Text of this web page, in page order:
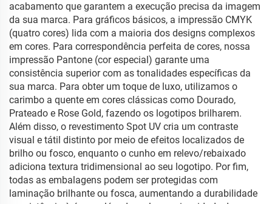
acabamento que garantem a execução precisa da imagem
da sua marca. Para gráficos básicos, a impressão CMYK
(quatro cores) lida com a maioria dos designs complexos
em cores. Para correspondência perfeita de cores, nossa
impressão Pantone (cor especial) garante uma
consistência superior com as tonalidades específicas da
sua marca. Para obter um toque de luxo, utilizamos o
carimbo a quente em cores clássicas como Dourado,
Prateado e Rose Gold, fazendo os logotipos brilharem.
Além disso, o revestimento Spot UV cria um contraste
visual e tátil distinto por meio de efeitos localizados de
brilho ou fosco, enquanto o cunho em relevo/rebaixado
adiciona textura tridimensional ao seu logotipo. Por fim,
todas as embalagens podem ser protegidas com
laminação brilhante ou fosca, aumentando a durabilidade